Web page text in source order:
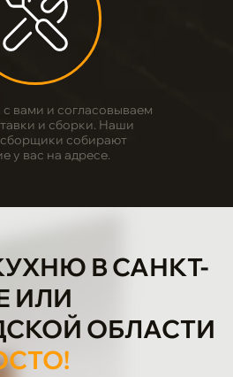
4
вами и согласовываем
и сборки. Наши
собирают
у вас на адресе.
В САНКТ-
ИЛИ
ОБЛАСТИ